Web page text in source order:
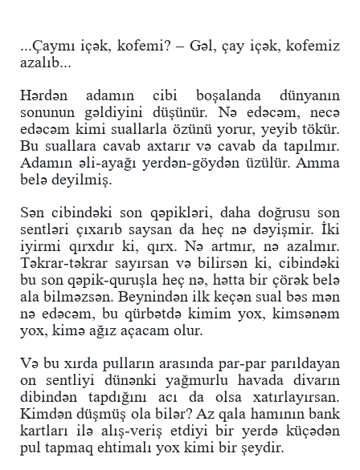
...Çaymı içək, kofemi? – Gəl, çay içək, kofemiz
azalıb...
Hərdən adamın cibi boşalanda dünyanın
sonunun gəldiyini düşünür. Nə edəcəm, necə
edəcəm kimi suallarla özünü yorur, yeyib tökür.
Bu suallara cavab axtarır və cavab da tapılmır.
Adamın əli-ayağı yerdən-göydən üzülür. Amma
belə deyilmiş.
Sən cibindəki son qəpikləri, daha doğrusu son
sentləri çıxarıb saysan da heç nə dəyişmir. İki
iyirmi qırxdır ki, qırx. Nə artmır, nə azalmır.
Təkrar-təkrar sayırsan və bilirsən ki, cibindəki
bu son qəpik-quruşla heç nə, hətta bir çörək belə
ala bilməzsən. Beynindən ilk keçən sual bəs mən
nə edəcəm, bu qürbətdə kimim yox, kimsənəm
yox, kimə ağız açacam olur.
Və bu xırda pulların arasında par-par parıldayan
on sentliyi dünənki yağmurlu havada divarın
dibindən tapdığını acı da olsa xatırlayırsan.
Kimdən düşmüş ola bilər? Az qala hamının bank
kartları ilə alış-veriş etdiyi bir yerdə küçədən
pul tapmaq ehtimalı yox kimi bir şeydir.